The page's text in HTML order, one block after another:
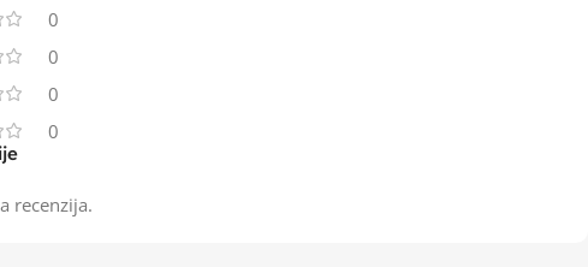
0
0
0
0
recenzija.